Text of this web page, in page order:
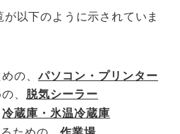
以下のように示されていま
の、パソコン・プリンター
、 脱気シーラー
冷蔵庫・氷温冷蔵庫